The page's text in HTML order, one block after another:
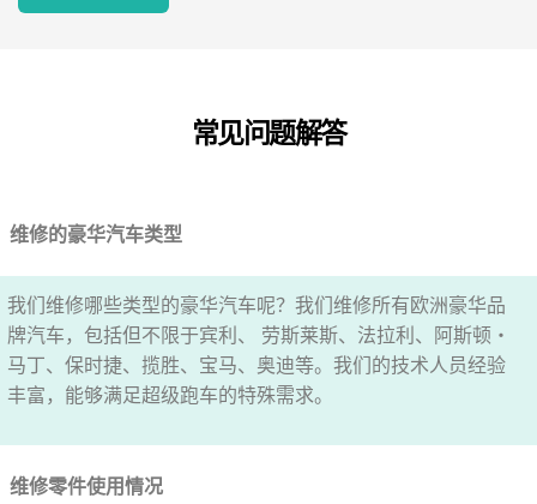
常见问题解答
维修的豪华汽车类型
我们维修哪些类型的豪华汽车呢？我们维修所有欧洲豪华品
牌汽车，包括但不限于宾利、 劳斯莱斯、法拉利、阿斯顿・
马丁、保时捷、揽胜、宝马、奥迪等。我们的技术人员经验
丰富，能够满足超级跑车的特殊需求。
维修零件使用情况